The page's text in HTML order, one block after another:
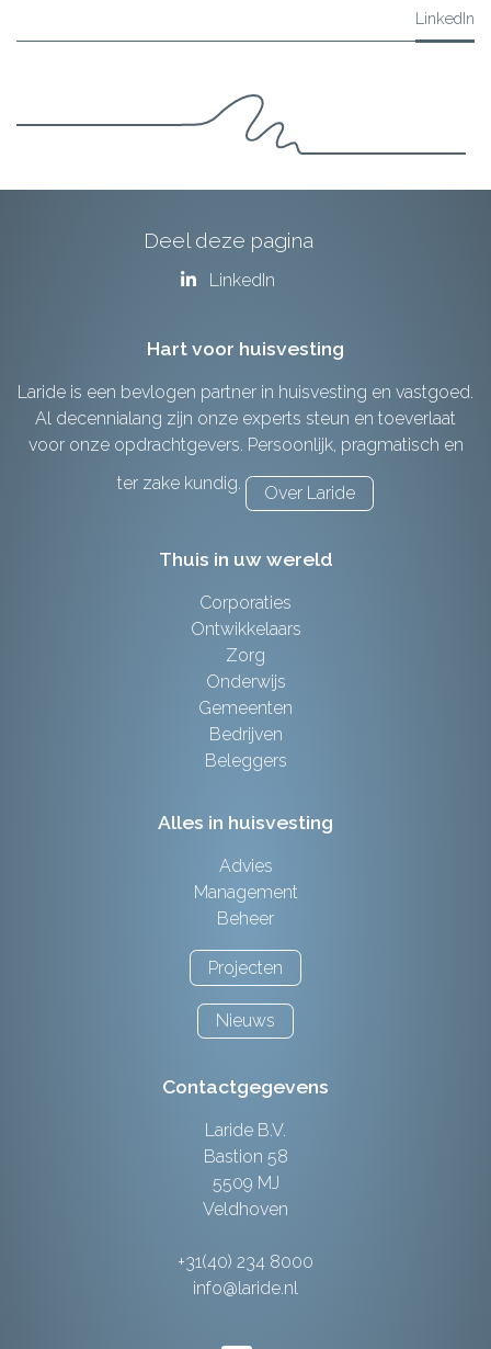
LinkedIn
Deel deze pagina
LinkedIn
Hart voor huisvesting
Laride is een bevlogen partner in huisvesting en vastgoed.
Al decennialang zijn onze experts steun en toeverlaat
voor onze opdrachtgevers. Persoonlijk, pragmatisch en
ter zake kundig.
Over Laride
Thuis in uw wereld
Corporaties
Ontwikkelaars
Zorg
Onderwijs
Gemeenten
Bedrijven
Beleggers
Alles in huisvesting
Advies
Management
Beheer
Projecten
Nieuws
Contactgegevens
Laride B.V.
Bastion 58
5509 MJ
Veldhoven
+31(40) 234 8000
info@laride.nl